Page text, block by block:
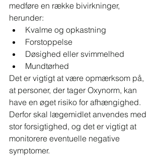
medføre en række bivirkninger,
herunder:
Kvalme og opkastning
Forstoppelse
Døsighed eller svimmelhed
Mundtørhed
Det er vigtigt at være opmærksom på,
at personer, der tager Oxynorm, kan
have en øget risiko for afhængighed.
Derfor skal lægemidlet anvendes med
stor forsigtighed, og det er vigtigt at
monitorere eventuelle negative
symptomer.